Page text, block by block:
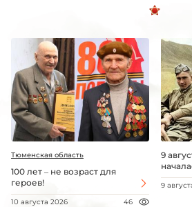
Тюменская область
100 лет – не возраст для
героев!
10 августа 2026 46
9
9